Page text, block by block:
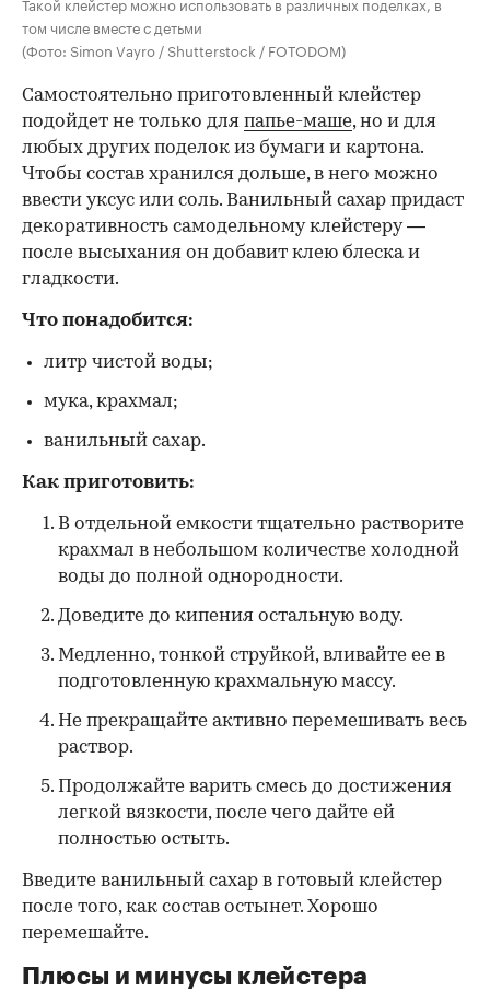
том числе вместе с детьми
(Фото: Simon Vayro / Shutterstock / FOTODOM)
Самостоятельно приготовленный клейстер
подойдет не только для папье-маше, но и для
любых других поделок из бумаги и картона.
Чтобы состав хранился дольше, в него можно
ввести уксус или соль. Ванильный сахар придаст
декоративность самодельному клейстеру —
после высыхания он добавит клею блеска и
гладкости.
Что понадобится:
литр чистой воды;
мука, крахмал;
ванильный сахар.
Как приготовить:
В отдельной емкости тщательно растворите
крахмал в небольшом количестве холодной
воды до полной однородности.
Доведите до кипения остальную воду.
Медленно, тонкой струйкой, вливайте ее в
подготовленную крахмальную массу.
Не прекращайте активно перемешивать весь
раствор.
Продолжайте варить смесь до достижения
легкой вязкости, после чего дайте ей
полностью остыть.
Введите ванильный сахар в готовый клейстер
после того, как состав остынет. Хорошо
перемешайте.
Плюсы и минусы клейстера